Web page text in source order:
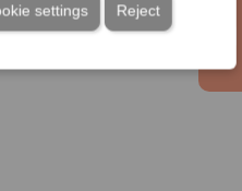
Reject
settings